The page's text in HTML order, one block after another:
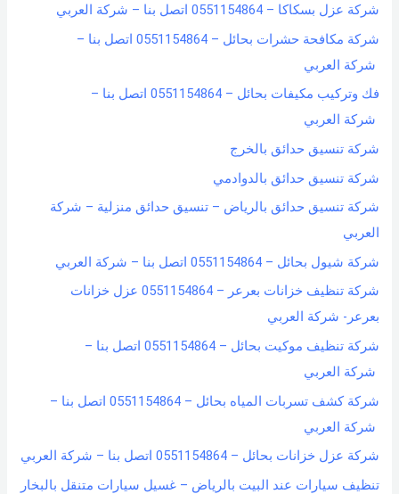
شركة عزل بسكاكا – 0551154864 اتصل بنا – شركة العربي
شركة مكافحة حشرات بحائل – 0551154864 اتصل بنا –
شركة العربي
فك وتركيب مكيفات بحائل – 0551154864 اتصل بنا –
شركة العربي
شركة تنسيق حدائق بالخرج
شركة تنسيق حدائق بالدوادمي
شركة تنسيق حدائق بالرياض – تنسيق حدائق منزلية – شركة
العربي
شركة شيول بحائل – 0551154864 اتصل بنا – شركة العربي
شركة تنظيف خزانات بعرعر – 0551154864 عزل خزانات
بعرعر- شركة العربي
شركة تنظيف موكيت بحائل – 0551154864 اتصل بنا –
شركة العربي
شركة كشف تسربات المياه بحائل – 0551154864 اتصل بنا –
شركة العربي
شركة عزل خزانات بحائل – 0551154864 اتصل بنا – شركة العربي
تنظيف سيارات عند البيت بالرياض – غسيل سيارات متنقل بالبخار